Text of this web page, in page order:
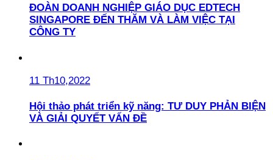
ĐOÀN DOANH NGHIỆP GIÁO DỤC EDTECH
SINGAPORE ĐẾN THĂM VÀ LÀM VIỆC TẠI
CÔNG TY
11 Th10,2022
Hội thảo phát triển kỹ năng: TƯ DUY PHẢN BIỆN
VÀ GIẢI QUYẾT VẤN ĐỀ